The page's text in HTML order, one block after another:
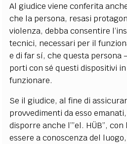
Al giudice viene conferita
che la persona, resasi
violenza, debba consentire
tecnici, necessari per il
e di far sí, che questa
porti con sé questi dispositivi
funzionare.
Se il giudice, al fine di
provvedimenti da esso
disporre anche l’”el. HÜB”,
essere a conoscenza del